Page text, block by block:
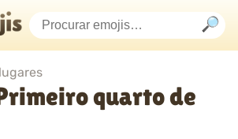
quarto de